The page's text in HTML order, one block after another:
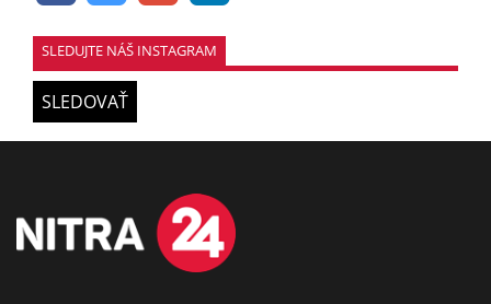
SLEDUJTE NÁŠ INSTAGRAM
SLEDOVAŤ